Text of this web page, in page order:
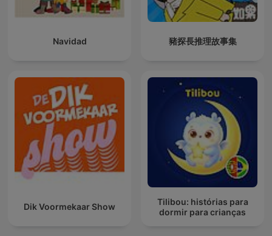
Navidad 豬探長推理故事集
Dik Voormekaar Show
Tilibou: histórias para
dormir para crianças